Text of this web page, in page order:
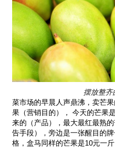
摆放整齐
菜市场的早晨人声鼎沸，卖芒
果（营销目的）， 今天的芒果
来的（产品），最大最红最熟
告手段），旁边是一张醒目的
格，盒马同样的芒果是10元一